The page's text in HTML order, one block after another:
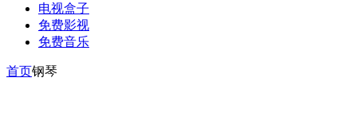
电视盒子
免费影视
免费音乐
首页钢琴